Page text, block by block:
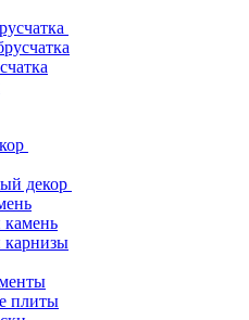
декор
плиты